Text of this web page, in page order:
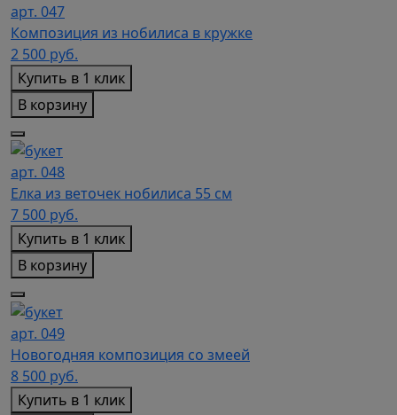
арт. 047
Композиция из нобилиса в кружке
2 500 руб.
Купить в 1 клик
В корзину
арт. 048
Елка из веточек нобилиса 55 см
7 500 руб.
Купить в 1 клик
В корзину
арт. 049
Новогодняя композиция со змеей
8 500 руб.
Купить в 1 клик